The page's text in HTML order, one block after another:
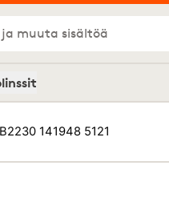
muuta sisältöä
141948 5121